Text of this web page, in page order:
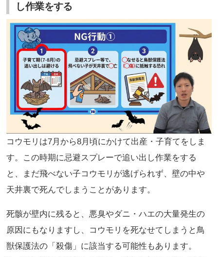
し作業をする
コウモリは7月から8月頃にかけて出産・子育てをしま
す。この時期に忌避スプレーで追い出し作業をする
と、まだ飛べない子コウモリが逃げられず、壁の中や
天井裏で死んでしまうことがあります。
死骸が壁内に残ると、悪臭やダニ・ハエの大量発生の
原因にもなりますし、コウモリを死なせてしまうと鳥
獣保護法の「殺傷」に該当する可能性もあります。